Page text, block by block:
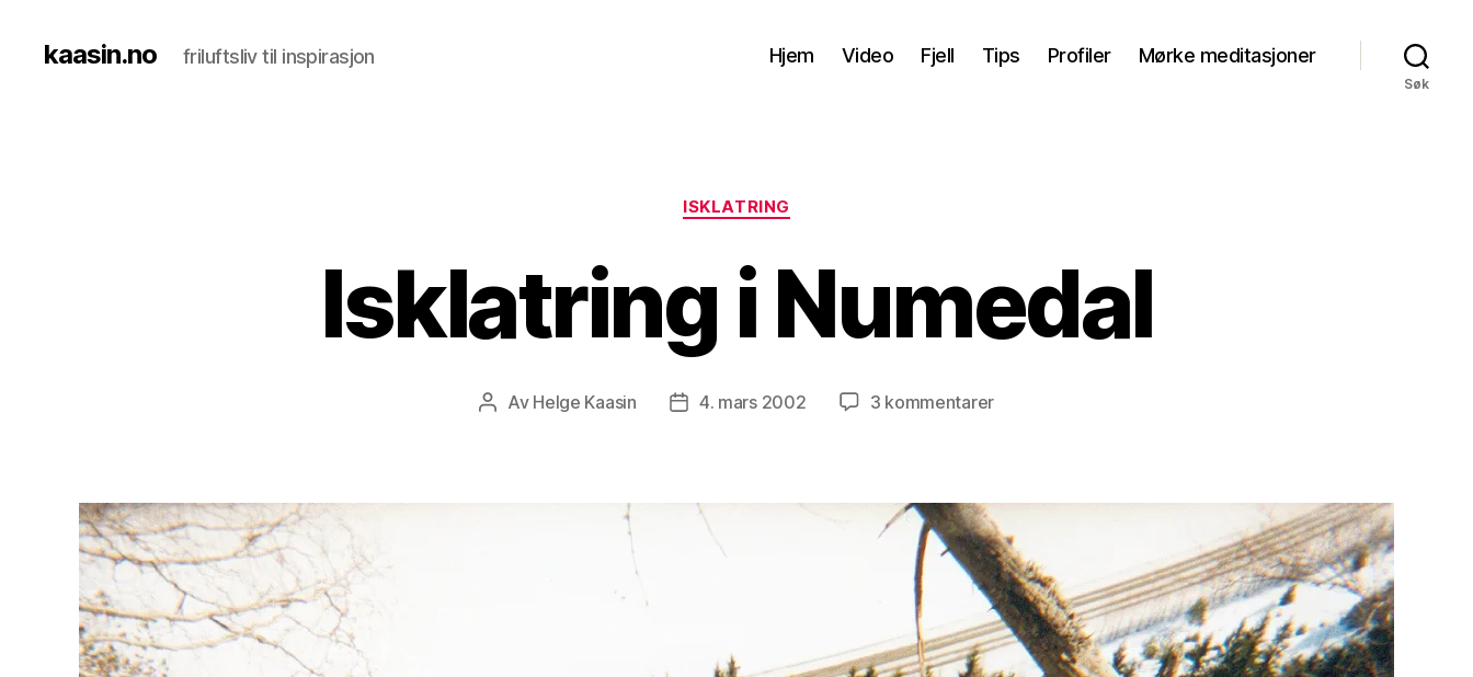
kaasin.no friluftsliv til inspirasjon Hjem Video Fjell Tips Profiler Mørke meditasjoner
Søk
Kategorier
ISKLATRING
Isklatring i Numedal
Innleggsforfatter
Av Helge Kaasin Publiseringsdato
4. mars 2002 3 kommentarertil